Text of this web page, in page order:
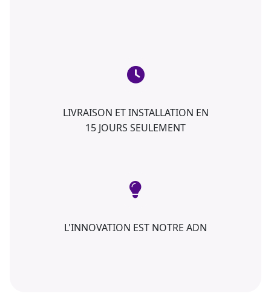
LIVRAISON ET INSTALLATION EN
15 JOURS SEULEMENT
L'INNOVATION EST NOTRE ADN